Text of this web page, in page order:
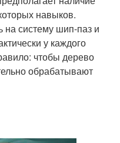
навыков.
систему шип-паз и
у каждого
чтобы дерево
обрабатывают